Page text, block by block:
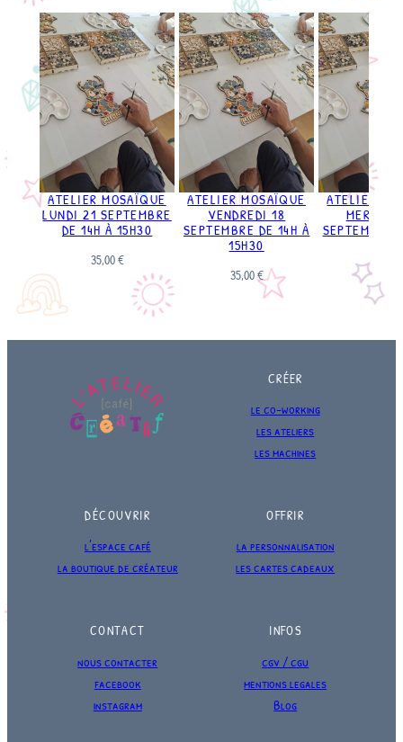
ATELIER MOSAÏQUE
LUNDI 21 SEPTEMBRE
DE 14H À 15H30
35,00€
ATELIER MOSAÏQUE
VENDREDI 18
SEPTEMBRE DE 14H À
15H30
35,00€
ATELIER
SEPTEMBRE
35,00
CRÉER
le co-working
les ateliers
les machines
DÉCOUVRIR
l’espace café
la boutique de créateur
OFFRIR
la personnalisation
les cartes cadeaux
CONTACT
nous contacter
facebook
instagram
INFOS
cgv / cgu
mentions legales
Blog